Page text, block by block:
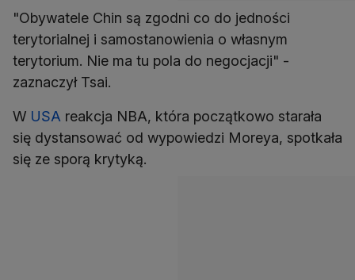
"Obywatele Chin są zgodni co do jedności
terytorialnej i samostanowienia o własnym
terytorium. Nie ma tu pola do negocjacji" -
zaznaczył Tsai.
W USA reakcja NBA, która początkowo starała
się dystansować od wypowiedzi Moreya, spotkała
się ze sporą krytyką.